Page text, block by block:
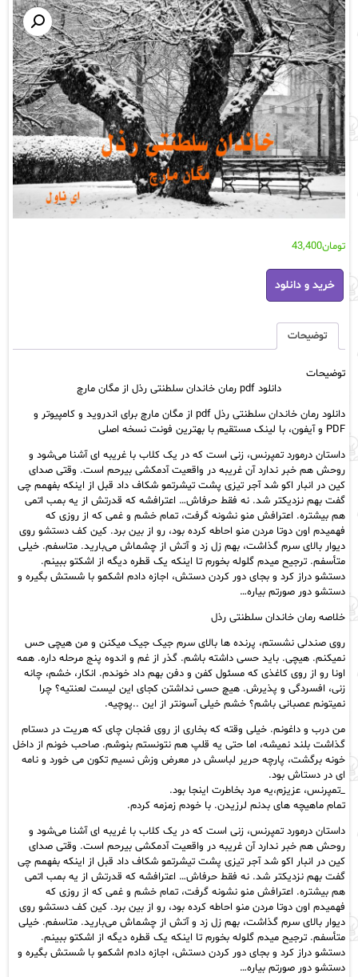
تومان43,400
دانلود
pdf
رمان
سلطنتی
رذل
مگان
عدد
خرید و دانلود
توضیحات
توضیحات
دانلود pdf رمان خاندان سلطنتی رذل از مگان مارچ
دانلود رمان خاندان سلطنتی رذل pdf از مگان مارچ برای اندروید و کامپیوتر و
PDF و آیفون، با لینک مستقیم با بهترین فونت نسخه اصلی
داستان درمورد تمپرنس، زنی است که در یک کلاب با غریبه ای آشنا می‌شود و
روحش هم خبر ندارد آن غریبه در واقعیت آدمکشی بیرحم است. وقتی صدای
کین در انبار اکو شد آجر تیزی پشت تیشرتمو شکاف داد قبل از اینکه بفهمم چی
گفت بهم نزدیکتر شد. نه فقط حرفاش… اعترافشه که قدرتش از یه بمب اتمی
هم بیشتره. اعترافش منو نشونه گرفت، تمام خشم و غمی که از روزی که
فهمیدم اون دوتا مردن منو احاطه کرده بود، رو از بین برد. کین کف دستشو روی
دیوار بالای سرم گذاشت، بهم زل زد و آتش از چشماش می‌بارید. متاسفم. خیلی
متأسفم. ترجیح میدم گلوله بخورم تا اینکه یک قطره دیگه از اشکتو ببینم.
دستشو دراز کرد و بجای دور کردن دستش، اجازه دادم اشکمو با شستش بگیره و
دستشو دور صورتم بیاره…
خلاصه رمان خاندان سلطنتی رذل
روی صندلی نشستم، پرنده ها بالای سرم جیک جیک میکنن و من هیچی حس
نمیکنم. هیچی. باید حسی داشته باشم. گذر از غم و اندوه پنج مرحله داره. همه
اونا رو از روی کاغذی که مسئول کفن و دفن بهم داد خوندم. انکار، خشم، چانه
زنی، افسردگی و پذیرش. هیچ حسی نداشتن کجای این لیست لعنتیه؟ چرا
نمیتونم عصبانی باشم؟ خشم خیلی آسونتر از این ..پوچیه.
من درب و داغونم. خیلی وقته که بخاری از روی فنجان چای که هریت در دستام
گذاشت بلند نمیشه، اما حتی یه قلپ هم نتونستم بنوشم. صاحب خونم از داخل
خونه برگشت، پارچه حریر لباسش در معرض وزش نسیم تکون می خورد و نامه
ای در دستاش بود.
_تمپرنس، عزیزم،یه مرد بخاطرت اینجا بود.
تمام ماهیچه های بدنم لرزیدن. با خودم زمزمه کردم.
داستان درمورد تمپرنس، زنی است که در یک کلاب با غریبه ای آشنا می‌شود و
روحش هم خبر ندارد آن غریبه در واقعیت آدمکشی بیرحم است. وقتی صدای
کین در انبار اکو شد آجر تیزی پشت تیشرتمو شکاف داد قبل از اینکه بفهمم چی
گفت بهم نزدیکتر شد. نه فقط حرفاش… اعترافشه که قدرتش از یه بمب اتمی
هم بیشتره. اعترافش منو نشونه گرفت، تمام خشم و غمی که از روزی که
فهمیدم اون دوتا مردن منو احاطه کرده بود، رو از بین برد. کین کف دستشو روی
دیوار بالای سرم گذاشت، بهم زل زد و آتش از چشماش می‌بارید. متاسفم. خیلی
متأسفم. ترجیح میدم گلوله بخورم تا اینکه یک قطره دیگه از اشکتو ببینم.
دستشو دراز کرد و بجای دور کردن دستش، اجازه دادم اشکمو با شستش بگیره و
دستشو دور صورتم بیاره…